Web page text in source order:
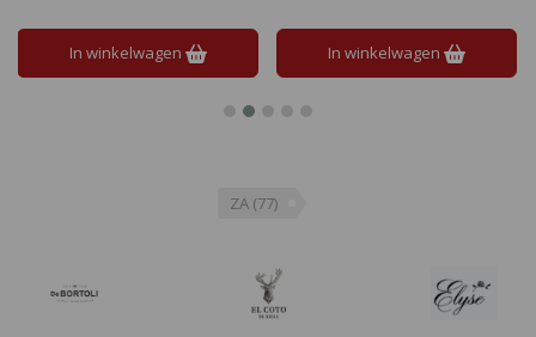
In winkelwagen In winkelwagen
ZA (77)